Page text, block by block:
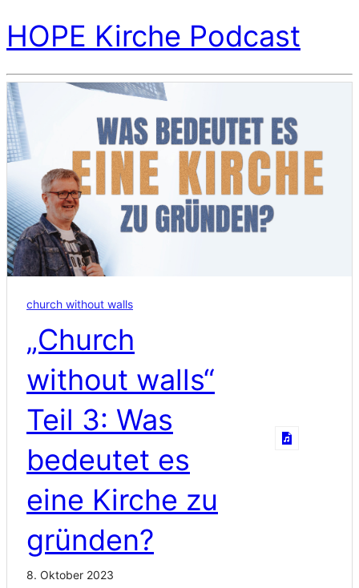
HOPE Kirche Podcast
church without walls
„Church
without walls“
Teil 3: Was
bedeutet es
eine Kirche zu
gründen?
8. Oktober 2023